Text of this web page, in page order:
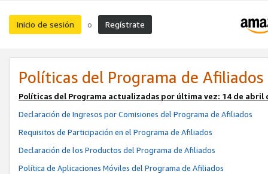
Inicio de sesión o Regístrate
Políticas del Programa de Afiliados
Políticas del Programa actualizadas por última vez: 14 de abril
Declaración de Ingresos por Comisiones del Programa de Afiliados
Requisitos de Participación en el Programa de Afiliados
Declaración de los Productos del Programa de Afiliados
Política de Aplicaciones Móviles del Programa de Afiliados